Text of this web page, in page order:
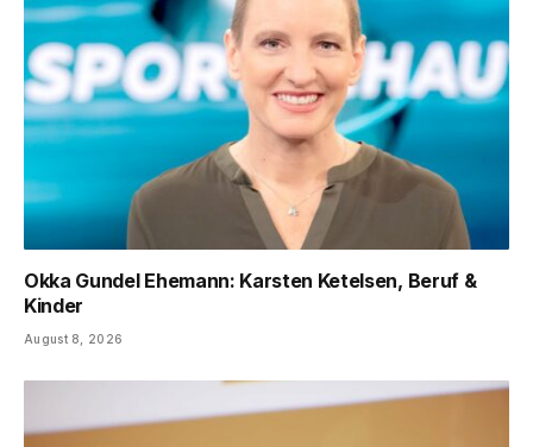
Okka Gundel Ehemann: Karsten Ketelsen, Beruf &
Kinder
August 8, 2026